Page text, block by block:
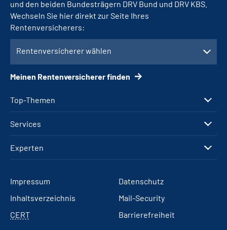
Top-Themen
Services
Experten
und den beiden Bundesträgern DRV Bund und DRV KBS.
Wechseln Sie hier direkt zur Seite Ihres
Rentenversicherers:
Rentenversicherer wählen
Meinen Rentenversicherer finden
Impressum
Datenschutz
Inhaltsverzeichnis
Mail-Security
CERT
Barrierefreiheit